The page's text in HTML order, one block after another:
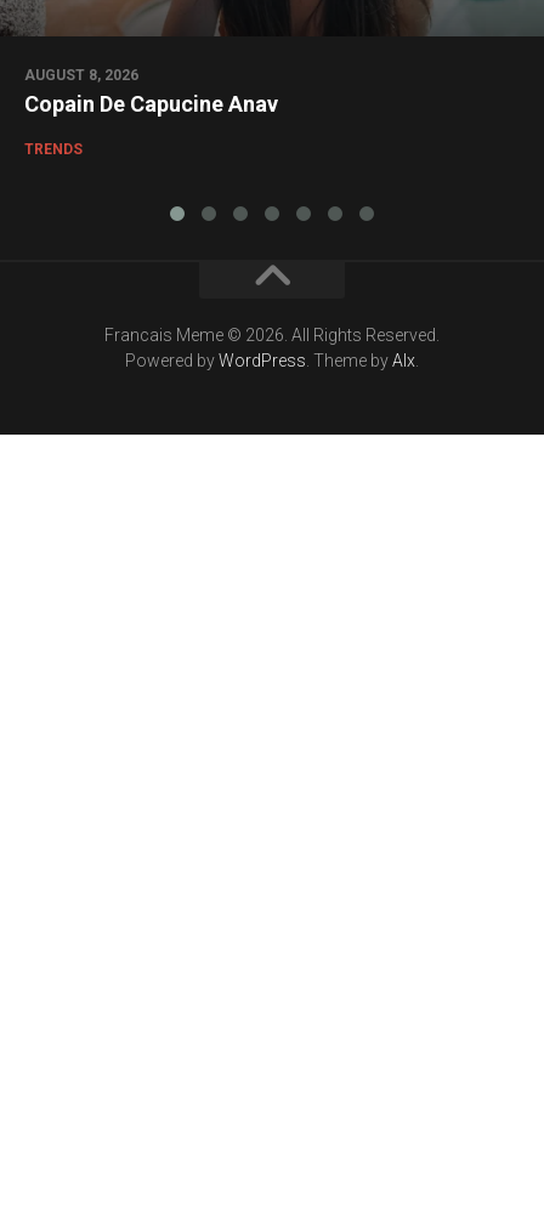
AUGUST 8, 2026
Copain De Capucine Anav
TRENDS
Francais Meme © 2026. All Rights Reserved.
Powered byWordPress. Theme byAlx.